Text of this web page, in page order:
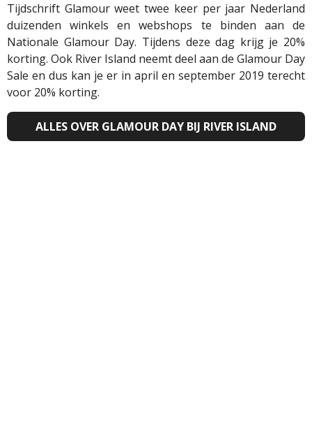
Tijdschrift Glamour weet twee keer per jaar Nederland
duizenden winkels en webshops te binden aan de
Nationale Glamour Day. Tijdens deze dag krijg je 20%
korting. Ook River Island neemt deel aan de Glamour Day
Sale en dus kan je er in april en september 2019 terecht
voor 20% korting.
ALLES OVER GLAMOUR DAY BIJ RIVER ISLAND